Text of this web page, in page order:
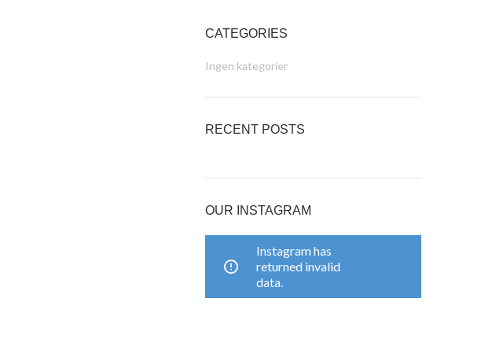
CATEGORIES
Ingen kategorier
RECENT POSTS
OUR INSTAGRAM
Instagram has
returned invalid
data.